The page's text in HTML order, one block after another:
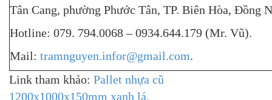
Tân Cang, phường Phước Tân, TP. Biên Hòa, Đồng
Hotline: 079. 794.0068 – 0934.644.179 (Mr. Vũ).
Mail: tramnguyen.infor@gmail.com.
Link tham khảo: Pallet nhựa cũ
1200x1000x150mm xanh lá.